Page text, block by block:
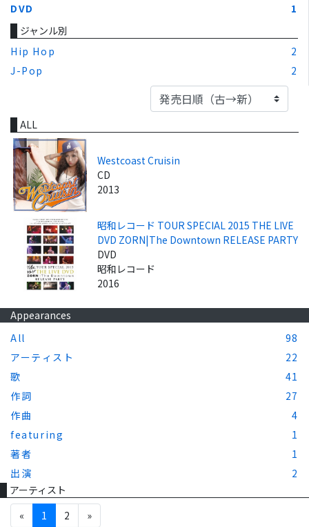
DVD
1
ジャンル別
Hip Hop
2
J-Pop
2
ALL
Westcoast Cruisin
CD
2013
昭和レコード TOUR SPECIAL 2015 THE LIVE
DVD ZORN|The Downtown RELEASE PARTY
DVD
昭和レコード
2016
Appearances
All
98
アーティスト
22
歌
41
作詞
27
作曲
4
featuring
1
著者
1
出演
2
アーティスト
«
1 2 »